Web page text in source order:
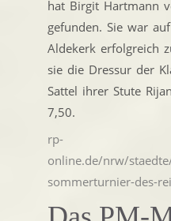
hat Birgit Hartmann
gefunden. Sie war
Aldekerk erfolgreich
sie die Dressur der
Sattel ihrer Stute
7,50.
rp-
online.de/nrw/
sommerturnier-des-